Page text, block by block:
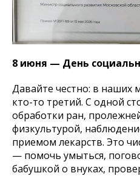
8 июня — День
Давайте честно: в наших
кто-то третий. С одной
обработки ран,
физкультурой,
приемом лекарств. Это
— помочь умыться,
бабушкой о внуках,